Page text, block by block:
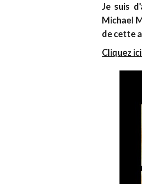
Je suis
Michael
de cette
Cliquez